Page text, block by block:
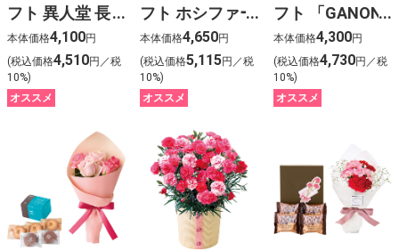
フト 異人堂 長
崎カステラとカ
ーネーション
「さくらもなか
（５号鉢）」
本体価格4,100円
(税込価格4,510円／税
10%)
オススメ
フト ホシファー
ム 「ありがと
う」どら焼きと
カーネーション
「ホットハート
本体価格4,650円
(税込価格5,115円／税
10%)
オススメ
フト 「GANON
FLORIST」監修
プリザーブドフ
ラワーと「銀座
トトキ」監修山
本体価格4,300円
(税込価格4,730円／税
10%)
オススメ